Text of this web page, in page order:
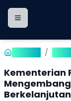
Toggle
/
Kementerian
Berkelanjutan